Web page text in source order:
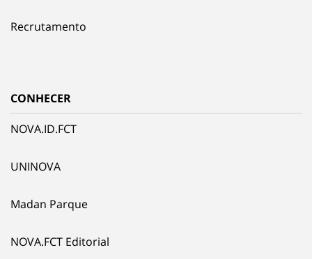
Recrutamento
CONHECER
NOVA.ID.FCT
UNINOVA
Madan Parque
NOVA.FCT Editorial